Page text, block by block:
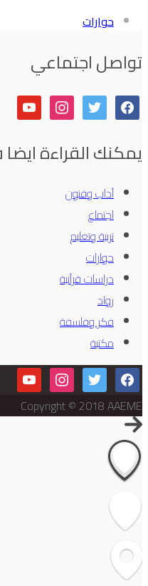
حوارات
تواصل اجتماعي
facebook
twitter
instagram
youtube
يمكنك القراءة
آداب وفنون
اجتماع
تربية وتعليم
حوارات
دراسات قرآنية
رواد
فكر وفلسفة
مكتبة
facebook
twitter
instagram
youtube
Copyright © 2018 AAEME